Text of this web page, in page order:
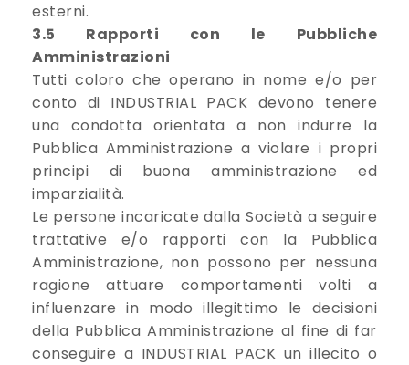
esterni.
3.5 Rapporti con le Pubbliche
Amministrazioni
Tutti coloro che operano in nome e/o per
conto di INDUSTRIAL PACK devono tenere
una condotta orientata a non indurre la
Pubblica Amministrazione a violare i propri
principi di buona amministrazione ed
imparzialità.
Le persone incaricate dalla Società a seguire
trattative e/o rapporti con la Pubblica
Amministrazione, non possono per nessuna
ragione attuare comportamenti volti a
influenzare in modo illegittimo le decisioni
della Pubblica Amministrazione al fine di far
conseguire a INDUSTRIAL PACK un illecito o